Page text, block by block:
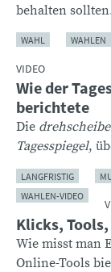
behalten
WAHL WAHLEN
VIDEO
Wie der
berichtete
Die drehscheibe
Tagesspiegel,
LANGFRISTIG
WAHLEN-VIDEO
Klicks,
Wie misst man
Online-Tools